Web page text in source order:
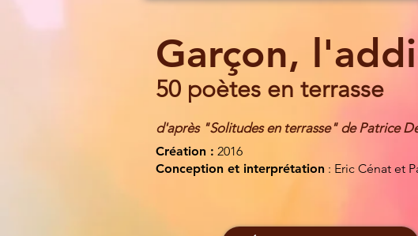
Garçon,
50 poètes en terrasse
d'après "Solitudes en terrasse" de Patrice
Création : 2016
Conception et interprétation : Eric Cénat et